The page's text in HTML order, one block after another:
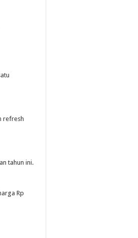
refresh
tahun ini.
Rp